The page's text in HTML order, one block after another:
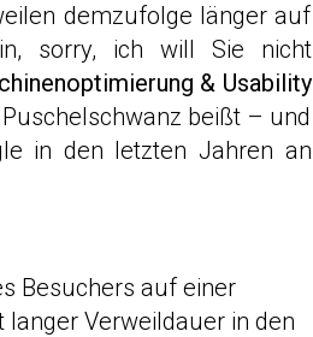
demzufolge länger auf
sorry, ich will Sie nicht
& Usability
beißt – und
in den letzten Jahren an
Besuchers auf einer
Verweildauer in den